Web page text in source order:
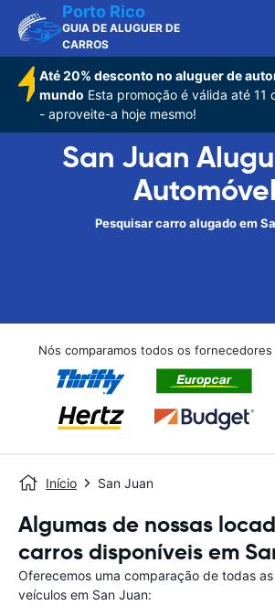
Porto Rico
GUIA DE ALUGUER DE
CARROS
Até 20% desconto no aluguer de
mundo Esta promoção é válida até 11
- aproveite-a hoje mesmo!
San Juan
Automóvel
Pesquisar carro alugado em
Nós comparamos todos os
Início San Juan
Algumas de nossas
carros disponíveis em
Oferecemos uma comparação de todas
veículos em San Juan: